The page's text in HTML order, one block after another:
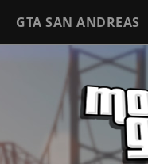
GTA SAN ANDREAS